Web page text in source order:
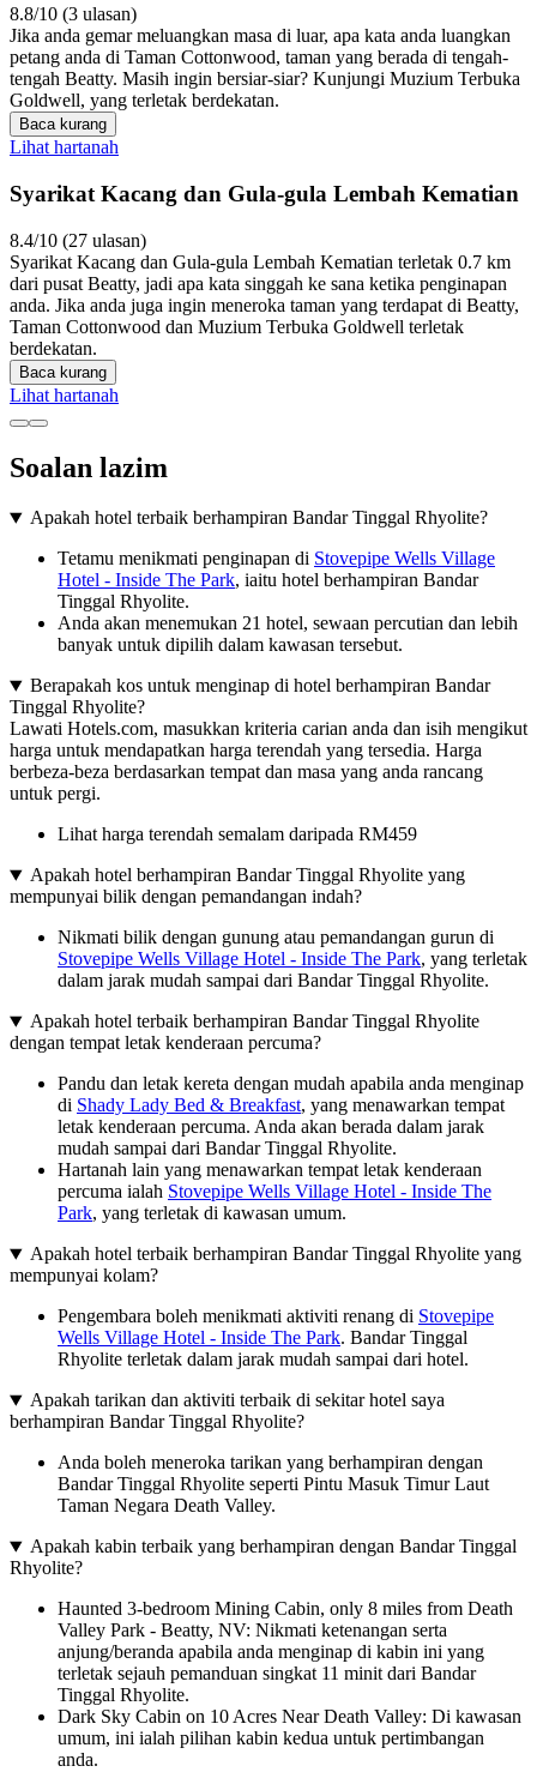
8.8/10 (3 ulasan)
Jika anda gemar meluangkan masa di luar, apa kata anda luangkan
petang anda di Taman Cottonwood, taman yang berada di tengah-
tengah Beatty. Masih ingin bersiar-siar? Kunjungi Muzium Terbuka
Goldwell, yang terletak berdekatan.
Baca kurang
Lihat hartanah
Syarikat Kacang dan Gula-gula Lembah Kematian
8.4/10 (27 ulasan)
Syarikat Kacang dan Gula-gula Lembah Kematian terletak 0.7 km
dari pusat Beatty, jadi apa kata singgah ke sana ketika penginapan
anda. Jika anda juga ingin meneroka taman yang terdapat di Beatty,
Taman Cottonwood dan Muzium Terbuka Goldwell terletak
berdekatan.
Baca kurang
Lihat hartanah
Soalan lazim
Apakah hotel terbaik berhampiran Bandar Tinggal Rhyolite?
Tetamu menikmati penginapan di Stovepipe Wells Village
Hotel - Inside The Park, iaitu hotel berhampiran Bandar
Tinggal Rhyolite.
Anda akan menemukan 21 hotel, sewaan percutian dan lebih
banyak untuk dipilih dalam kawasan tersebut.
Berapakah kos untuk menginap di hotel berhampiran Bandar
Tinggal Rhyolite?
Lawati Hotels.com, masukkan kriteria carian anda dan isih mengikut
harga untuk mendapatkan harga terendah yang tersedia. Harga
berbeza-beza berdasarkan tempat dan masa yang anda rancang
untuk pergi.
Lihat harga terendah semalam daripada RM459
Apakah hotel berhampiran Bandar Tinggal Rhyolite yang
mempunyai bilik dengan pemandangan indah?
Nikmati bilik dengan gunung atau pemandangan gurun di
Stovepipe Wells Village Hotel - Inside The Park, yang terletak
dalam jarak mudah sampai dari Bandar Tinggal Rhyolite.
Apakah hotel terbaik berhampiran Bandar Tinggal Rhyolite
dengan tempat letak kenderaan percuma?
Pandu dan letak kereta dengan mudah apabila anda menginap
di Shady Lady Bed & Breakfast, yang menawarkan tempat
letak kenderaan percuma. Anda akan berada dalam jarak
mudah sampai dari Bandar Tinggal Rhyolite.
Hartanah lain yang menawarkan tempat letak kenderaan
percuma ialah Stovepipe Wells Village Hotel - Inside The
Park, yang terletak di kawasan umum.
Apakah hotel terbaik berhampiran Bandar Tinggal Rhyolite yang
mempunyai kolam?
Pengembara boleh menikmati aktiviti renang di Stovepipe
Wells Village Hotel - Inside The Park. Bandar Tinggal
Rhyolite terletak dalam jarak mudah sampai dari hotel.
Apakah tarikan dan aktiviti terbaik di sekitar hotel saya
berhampiran Bandar Tinggal Rhyolite?
Anda boleh meneroka tarikan yang berhampiran dengan
Bandar Tinggal Rhyolite seperti Pintu Masuk Timur Laut
Taman Negara Death Valley.
Apakah kabin terbaik yang berhampiran dengan Bandar Tinggal
Rhyolite?
Haunted 3-bedroom Mining Cabin, only 8 miles from Death
Valley Park - Beatty, NV: Nikmati ketenangan serta
anjung/beranda apabila anda menginap di kabin ini yang
terletak sejauh pemanduan singkat 11 minit dari Bandar
Tinggal Rhyolite.
Dark Sky Cabin on 10 Acres Near Death Valley: Di kawasan
umum, ini ialah pilihan kabin kedua untuk pertimbangan
anda.